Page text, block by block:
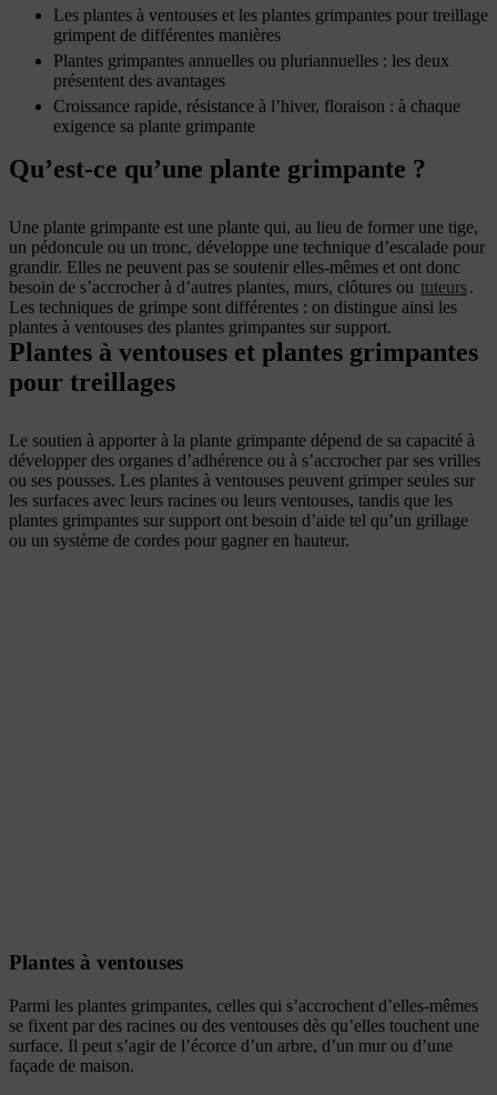
Les plantes à ventouses et les plantes grimpantes pour treillage
grimpent de différentes manières
Plantes grimpantes annuelles ou pluriannuelles : les deux
présentent des avantages
Croissance rapide, résistance à l’hiver, floraison : à chaque
exigence sa plante grimpante
Qu’est-ce qu’une plante grimpante ?
Une plante grimpante est une plante qui, au lieu de former une tige,
un pédoncule ou un tronc, développe une technique d’escalade pour
grandir. Elles ne peuvent pas se soutenir elles-mêmes et ont donc
besoin de s’accrocher à d’autres plantes, murs, clôtures ou tuteurs.
Les techniques de grimpe sont différentes : on distingue ainsi les
plantes à ventouses des plantes grimpantes sur support.
Plantes à ventouses et plantes grimpantes
pour treillages
Le soutien à apporter à la plante grimpante dépend de sa capacité à
développer des organes d’adhérence ou à s’accrocher par ses vrilles
ou ses pousses. Les plantes à ventouses peuvent grimper seules sur
les surfaces avec leurs racines ou leurs ventouses, tandis que les
plantes grimpantes sur support ont besoin d’aide tel qu’un grillage
ou un système de cordes pour gagner en hauteur.
Plantes à ventouses
Parmi les plantes grimpantes, celles qui s’accrochent d’elles-mêmes
se fixent par des racines ou des ventouses dès qu’elles touchent une
surface. Il peut s’agir de l’écorce d’un arbre, d’un mur ou d’une
façade de maison.